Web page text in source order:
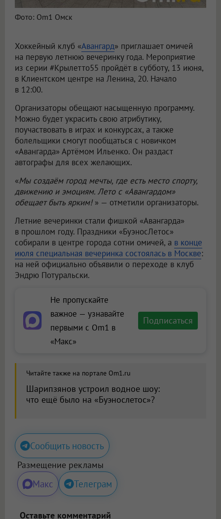
Фото: Om1 Омск
Хоккейный клуб «Авангард» приглашает омичей
на первую летнюю вечеринку года. Мероприятие
из серии #Крылетто55 пройдёт в субботу, 13 июня,
в Клиентском центре на Ленина, 20. Начало
в 12:00.
Организаторы обещают насыщенную программу.
Можно будет украсить свою атрибутику,
поучаствовать в играх и конкурсах, а также
болельщики смогут пообщаться с новичком
«Авангарда» Артёмом Ильенко. Он раздаст
автографы для всех желающих.
«Мы создаём город мечты, где есть место спорту,
движению и эмоциям. Лето с «Авангардом»
обещает быть ярким!» — отметили организаторы.
Летние вечеринки стали фишкой «Авангарда»
в прошлом году. Праздники «БуэносЛетос»
собирали в центре города сотни омичей, а в конце
июля специальная вечеринка состоялась в Москве:
на ней официально объявили о переходе в клуб
Эндрю Потуральски.
Не пропускайте
важное — узнавайте
первыми с Om1 в
«Макс»
Подписаться
Читайте также на портале Om1.ru
Шарипзянов устроил водное шоу:
что ещё было на «Буэнослетос»?
Сообщить новость
Размещение рекламы
Макс Телеграм
Оставьте комментарий